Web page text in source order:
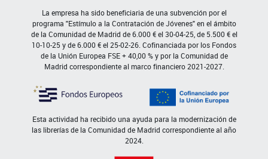
La empresa ha sido beneficiaria de una subvención por el
programa "Estímulo a la Contratación de Jóvenes" en el ámbito
de la Comunidad de Madrid de 6.000 € el 30-04-25, de 5.500 € el
10-10-25 y de 6.000 € el 25-02-26. Cofinanciada por los Fondos
de la Unión Europea FSE + 40,00 % y por la Comunidad de
Madrid correspondiente al marco financiero 2021-2027.
Esta actividad ha recibido una ayuda para la modernización de
las librerías de la Comunidad de Madrid correspondiente al año
2024.